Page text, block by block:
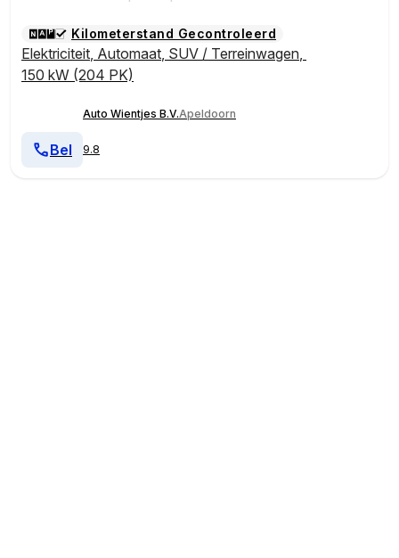
Kilometerstand Gecontroleerd
Elektriciteit, Automaat, SUV / Terreinwagen,
150 kW (204 PK)
Auto Wientjes B.V.Apeldoorn
9.8
Bel